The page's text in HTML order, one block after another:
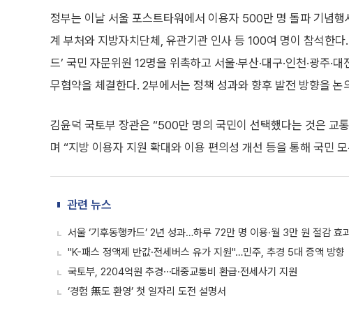
정부는 이날 서울 포스트타워에서 이용자 500만 명 돌파 기념
계 부처와 지방자치단체, 유관기관 인사 등 100여 명이 참석한
드’ 국민 자문위원 12명을 위촉하고 서울·부산·대구·인천·광주·
무협약을 체결한다. 2부에서는 정책 성과와 향후 발전 방향을 논
김윤덕 국토부 장관은 “500만 명의 국민이 선택했다는 것은 교
며 “지방 이용자 지원 확대와 이용 편의성 개선 등을 통해 국민
관련 뉴스
서울 ‘기후동행카드’ 2년 성과…하루 72만 명 이용·월 3만 원 절감 효
"K-패스 정액제 반값·전세버스 유가 지원"…민주, 추경 5대 증액 방향
국토부, 2204억원 추경⋯대중교통비 환급·전세사기 지원
‘경험 無도 환영’ 첫 일자리 도전 설명서